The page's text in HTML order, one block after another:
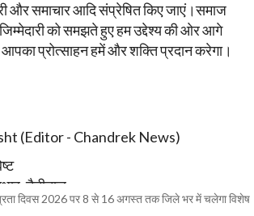
और समाचार आदि संप्रेषित किए जाएं।समाज
को समझते हुए हम उद्देश्य की ओर आगे
प्रोत्साहन हमें और शक्ति प्रदान करेगा।
नैनीताल
06750
दिवस 2026 पर 8 से 16 अगस्त तक जिले भर में चलेगा विशेष